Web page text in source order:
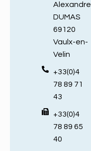
Alexandre
DUMAS
69120
Vaulx-en-
Velin
+33(0)4
78 89 71
43
+33(0)4
78 89 65
40